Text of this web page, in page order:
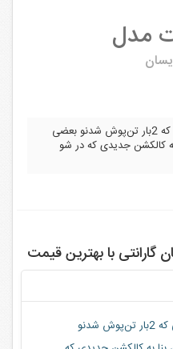
مدل
مدل عربی و اروپایی پف و ماهی که 2بار تن‌پوش شدنو بعضی
کالکشن جدیدی که در شو
با بهترین قیمت
مدل عربی و اروپایی پف و ماهی که 2بار تن‌پوش شدنو